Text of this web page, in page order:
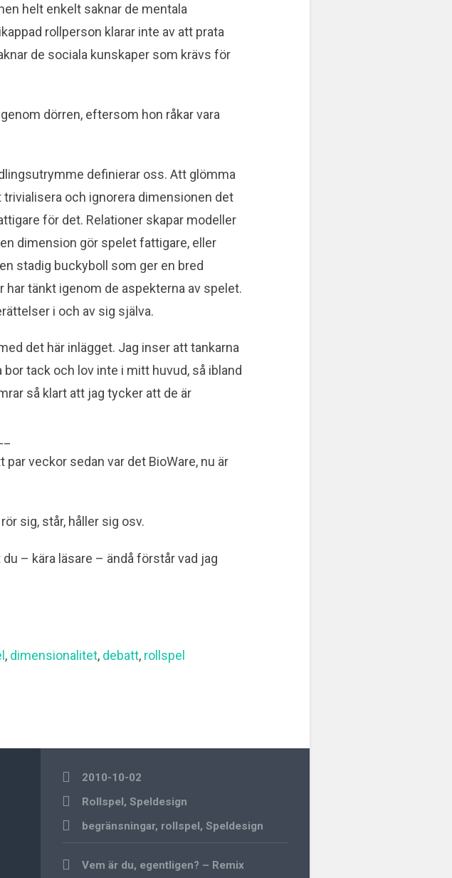
helt enkelt saknar de mentala
rollperson klarar inte av att prata
de sociala kunskaper som krävs för
dörren, eftersom hon råkar vara
definierar oss. Att glömma
och ignorera dimensionen det
för det. Relationer skapar modeller
dimension gör spelet fattigare, eller
stadig buckyboll som ger en bred
tänkt igenom de aspekterna av spelet.
i och av sig själva.
det här inlägget. Jag inser att tankarna
tack och lov inte i mitt huvud, så ibland
så klart att jag tycker att de är
veckor sedan var det BioWare, nu är
sig, står, håller sig osv.
– kära läsare – ändå förstår vad jag
, dimensionalitet, debatt, rollspel
2010-10-02
Rollspel,Speldesign
begränsningar, rollspel,Speldesign
PostVem är du, egentligen? – Remix